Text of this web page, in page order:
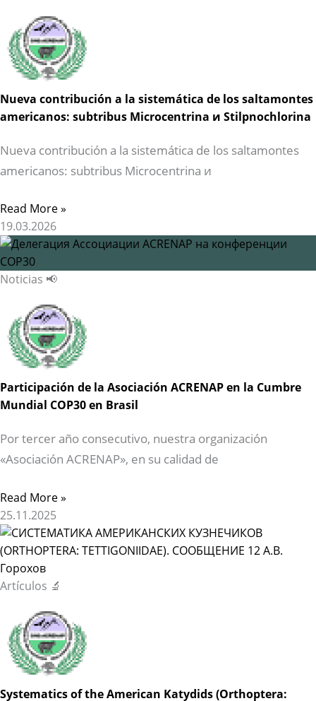
Nueva contribución a la sistemática de los saltamontes
americanos: subtribus Microcentrina и Stilpnochlorina
Nueva contribución a la sistemática de los saltamontes
americanos: subtribus Microcentrina и
Read More »
19.03.2026
Noticias 📢
Participación de la Asociación ACRENAP en la Cumbre
Mundial COP30 en Brasil
Por tercer año consecutivo, nuestra organización
«Asociación ACRENAP», en su calidad de
Read More »
25.11.2025
Artículos 🔬
Systematics of the American Katydids (Orthoptera: